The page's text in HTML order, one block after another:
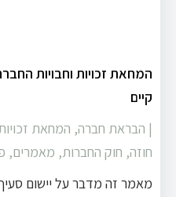
המחאת זכויות וחבויות
קיים
| הבראת חברה, המחאת
חוזה, חוק החברות, מאמרים,
מאמר זה מדבר על יישום סעיף